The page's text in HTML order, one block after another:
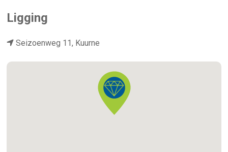
Ligging
Seizoenweg 11, Kuurne